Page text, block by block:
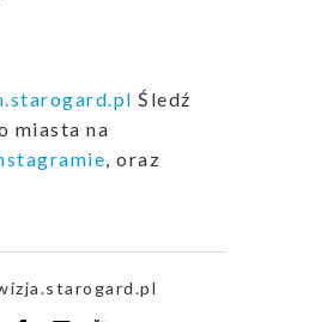
Śledź
miasta na
, oraz